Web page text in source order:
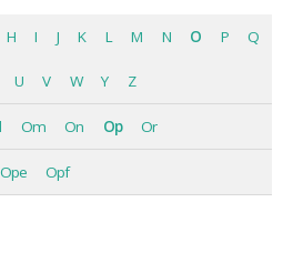
H I J K L M N O P Q
U V W Y Z
Om On Op Or
Ope Opf